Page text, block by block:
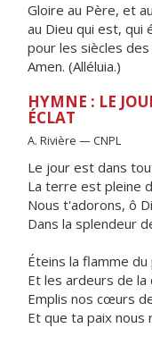
Gloire au Père, et
au Dieu qui est, qui
pour les siècles des
Amen. (Alléluia.)
HYMNE : LE
ÉCLAT
A. Rivière — CNPL
Le jour est dans
La terre est pleine
Nous t'adorons, ô
Dans la splendeur
Éteins la flamme du
Et les ardeurs de la
Emplis nos cœurs
Et que ta paix nous